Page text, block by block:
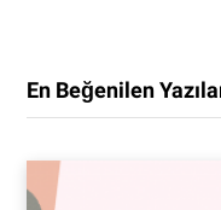
En Beğenilen